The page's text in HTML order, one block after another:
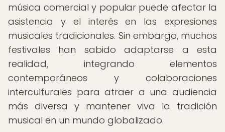
música comercial y popular puede afectar la
asistencia y el interés en las expresiones
musicales tradicionales. Sin embargo, muchos
festivales han sabido adaptarse a esta
realidad, integrando elementos
contemporáneos y colaboraciones
interculturales para atraer a una audiencia
más diversa y mantener viva la tradición
musical en un mundo globalizado.